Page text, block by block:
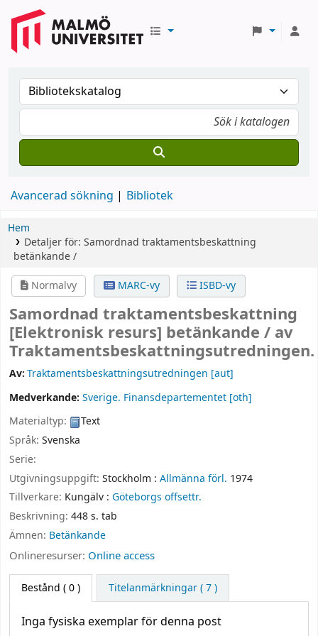
Avancerad sökning Bibliotek
Hem
Detaljer för: Samordnad traktamentsbeskattning
betänkande /
Normalvy
MARC-vy ISBD-vy
Samordnad traktamentsbeskattning
[Elektronisk resurs] betänkande / av
Traktamentsbeskattningsutredningen.
Av:Traktamentsbeskattningsutredningen [aut]
Medverkande: Sverige. Finansdepartementet [oth]
Materialtyp:
Text
Språk: Svenska
Serie:
Utgivningsuppgift: Stockholm : Allmänna förl. 1974
Tillverkare: Kungälv : Göteborgs offsettr.
Beskrivning: 448 s. tab
Ämnen: Betänkande
Onlineresurser: Online access
Bestånd ( 0 ) Titelanmärkningar ( 7 )
Inga fysiska exemplar för denna post